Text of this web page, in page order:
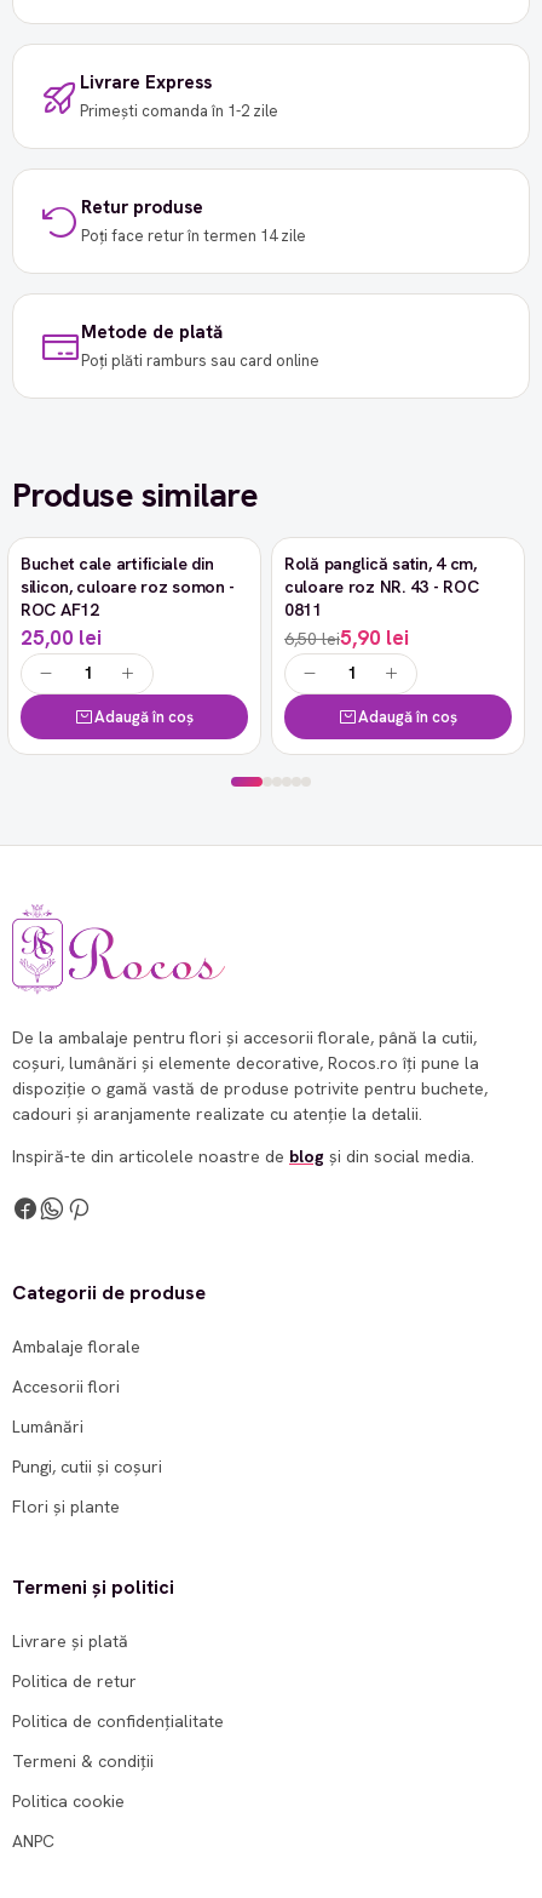
Livrare Express
Primești comanda în 1-2 zile
Retur produse
Poți face retur în termen 14 zile
Metode de plată
Poți plăti ramburs sau card online
Produse similare
Buchet cale artificiale din
silicon, culoare roz somon -
ROC AF12
25,00 lei
Adaugă în coș
-9%
Rolă panglică satin, 4 cm,
culoare roz NR. 43 - ROC
0811
6,50 lei5,90 lei
Adaugă în coș
De la ambalaje pentru flori și accesorii florale, până la cutii,
coșuri, lumânări și elemente decorative, Rocos.ro îți pune la
dispoziție o gamă vastă de produse potrivite pentru buchete,
cadouri și aranjamente realizate cu atenție la detalii.
Inspiră-te din articolele noastre de blog și din social media.
Categorii de produse
Ambalaje florale
Accesorii flori
Lumânări
Pungi, cutii și coșuri
Flori și plante
Termeni și politici
Livrare și plată
Politica de retur
Politica de confidențialitate
Termeni & condiții
Politica cookie
ANPC